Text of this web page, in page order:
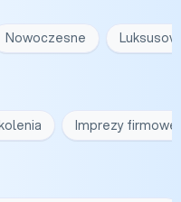
Nowoczesne
Imprezy firmowe